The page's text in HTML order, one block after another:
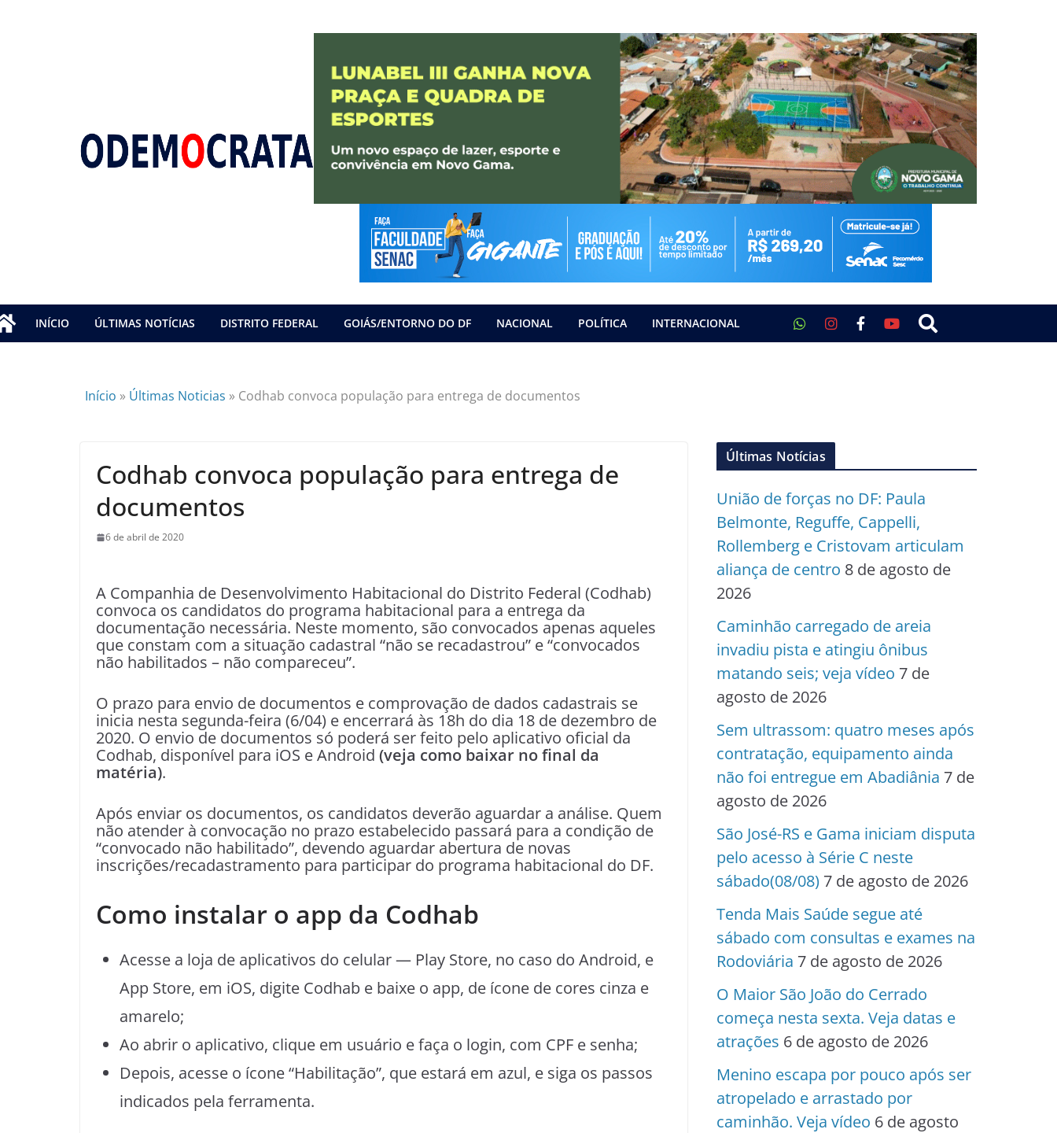
INÍCIO ÚLTIMAS NOTÍCIAS DISTRITO FEDERAL GOIÁS/ENTORNO DO DF NACIONAL POLÍTICA INTERNACIONAL
Início » Últimas Noticias » Codhab convoca população para entrega de documentos
Codhab convoca população para entrega de
documentos
6 de abril de 2020
A Companhia de Desenvolvimento Habitacional do Distrito Federal (Codhab)
convoca os candidatos do programa habitacional para a entrega da
documentação necessária. Neste momento, são convocados apenas aqueles
que constam com a situação cadastral “não se recadastrou” e “convocados
não habilitados – não compareceu”.
O prazo para envio de documentos e comprovação de dados cadastrais se
inicia nesta segunda-feira (6/04) e encerrará ‪às 18h‬ do dia ‪18 de dezembro de
2020‬. O envio de documentos só poderá ser feito pelo aplicativo oficial da
Codhab, disponível para iOS e Android (veja como baixar no final da
matéria).
Após enviar os documentos, os candidatos deverão aguardar a análise. Quem
não atender à convocação no prazo estabelecido passará para a condição de
“convocado não habilitado”, devendo aguardar abertura de novas
inscrições/recadastramento para participar do programa habitacional do DF.
Como instalar o app da Codhab
Acesse a loja de aplicativos do celular — Play Store, no caso do Android, e
App Store, em iOS, digite Codhab e baixe o app, de ícone de cores cinza e
amarelo;
Ao abrir o aplicativo, clique em usuário e faça o login, com CPF e senha;
Depois, acesse o ícone “Habilitação”, que estará em azul, e siga os passos
indicados pela ferramenta.
Últimas Notícias
União de forças no DF: Paula
Belmonte, Reguffe, Cappelli,
Rollemberg e Cristovam articulam
aliança de centro 8 de agosto de
2026
Caminhão carregado de areia
invadiu pista e atingiu ônibus
matando seis; veja vídeo 7 de
agosto de 2026
Sem ultrassom: quatro meses após
contratação, equipamento ainda
não foi entregue em Abadiânia 7 de
agosto de 2026
São José-RS e Gama iniciam disputa
pelo acesso à Série C neste
sábado(08/08) 7 de agosto de 2026
Tenda Mais Saúde segue até
sábado com consultas e exames na
Rodoviária 7 de agosto de 2026
O Maior São João do Cerrado
começa nesta sexta. Veja datas e
atrações 6 de agosto de 2026
Menino escapa por pouco após ser
atropelado e arrastado por
caminhão. Veja vídeo 6 de agosto